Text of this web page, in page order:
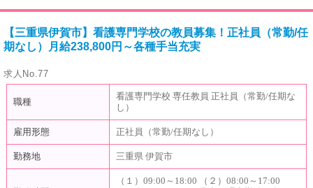
【三重県伊賀市】看護専門学校の教員募集！正社員（常勤/任
期なし）月給238,800円～各種手当充実
求人No.77
職種
看護専門学校 専任教員 正社員（常勤/任期な
し）
雇用形態 正社員（常勤/任期なし）
勤務地 三重県 伊賀市
（１）09:00～18:00 （２）08:00～17:00